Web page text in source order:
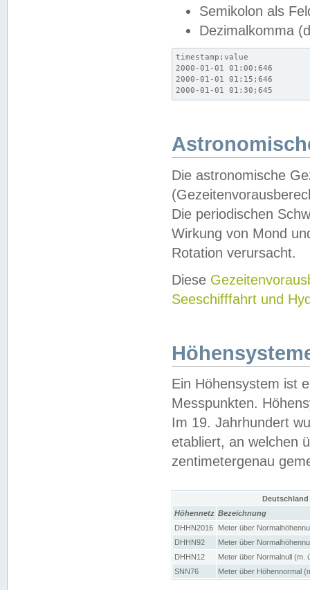
Semikolon als
Dezimalkomma
timestamp;value
2000-01-01 01:00;646
2000-01-01 01:15;646
2000-01-01 01:30;645
Die astronomische
Die periodischen
Wirkung von Mond
Rotation verursacht.
Diese
Seeschifffahrt und
Ein Höhensystem ist
Messpunkten.
Im 19. Jahrhundert
etabliert, an welchen
zentimetergenau
Höhennetz Bezeichnung
DHHN2016
Meter über
DHHN92
Meter über
DHHN12
Meter über Normalnull (m.
SNN76
Meter über Höhennormal